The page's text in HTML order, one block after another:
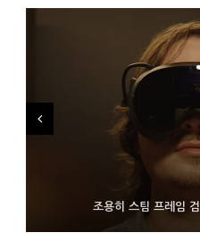
조용히 스팀 프레임
9월 4일부터 서비스 접는 안
FMS 2026서 차세대 3D 메모
보인